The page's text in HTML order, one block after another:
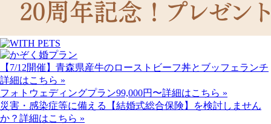
【7/12開催】青森県産牛のローストビーフ丼とブッフェランチ
詳細はこちら »
フォトウェディングプラン99,000円〜詳細はこちら »
災害・感染症等に備える【結婚式総合保険】を検討しません
か？ 詳細はこちら »